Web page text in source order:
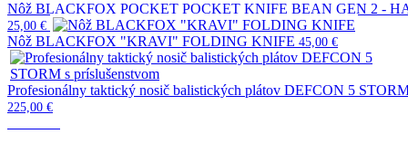
Nôž BLACKFOX POCKET POCKET KNIFE BEAN GEN 2 -
25,00 €
Nôž BLACKFOX "KRAVI" FOLDING KNIFE 45,00 €
Profesionálny taktický nosič balistických plátov DEFCON 5
225,00 €